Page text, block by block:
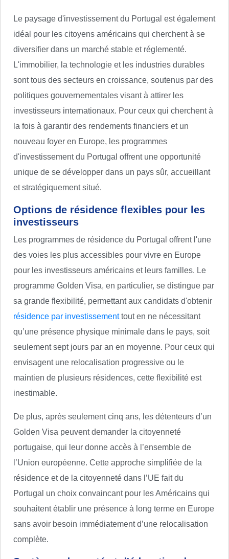
Le paysage d'investissement du Portugal est également
idéal pour les citoyens américains qui cherchent à se
diversifier dans un marché stable et réglementé.
L'immobilier, la technologie et les industries durables
sont tous des secteurs en croissance, soutenus par des
politiques gouvernementales visant à attirer les
investisseurs internationaux. Pour ceux qui cherchent à
la fois à garantir des rendements financiers et un
nouveau foyer en Europe, les programmes
d'investissement du Portugal offrent une opportunité
unique de se développer dans un pays sûr, accueillant
et stratégiquement situé.
Options de résidence flexibles pour les
investisseurs
Les programmes de résidence du Portugal offrent l'une
des voies les plus accessibles pour vivre en Europe
pour les investisseurs américains et leurs familles. Le
programme Golden Visa, en particulier, se distingue par
sa grande flexibilité, permettant aux candidats d'obtenir
résidence par investissementtout en ne nécessitant
qu’une présence physique minimale dans le pays, soit
seulement sept jours par an en moyenne. Pour ceux qui
envisagent une relocalisation progressive ou le
maintien de plusieurs résidences, cette flexibilité est
inestimable.
De plus, après seulement cinq ans, les détenteurs d’un
Golden Visa peuvent demander la citoyenneté
portugaise, qui leur donne accès à l’ensemble de
l’Union européenne. Cette approche simplifiée de la
résidence et de la citoyenneté dans l’UE fait du
Portugal un choix convaincant pour les Américains qui
souhaitent établir une présence à long terme en Europe
sans avoir besoin immédiatement d’une relocalisation
complète.